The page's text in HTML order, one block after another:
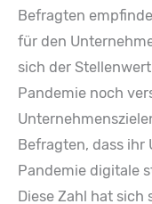
Befragten
für den
sich der
Pandemie noch
Befragten, dass
Pandemie digitale
Diese Zahl hat sich